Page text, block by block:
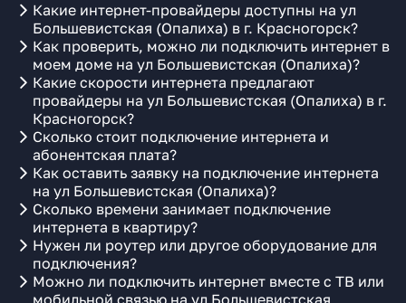
Какие интернет-провайдеры доступны на ул
Большевистская (Опалиха) в г. Красногорск?
Как проверить, можно ли подключить интернет в
моем доме на ул Большевистская (Опалиха)?
Какие скорости интернета предлагают
провайдеры на ул Большевистская (Опалиха) в г.
Красногорск?
Сколько стоит подключение интернета и
абонентская плата?
Как оставить заявку на подключение интернета
на ул Большевистская (Опалиха)?
Сколько времени занимает подключение
интернета в квартиру?
Нужен ли роутер или другое оборудование для
подключения?
Можно ли подключить интернет вместе с ТВ или
мобильной связью на ул Большевистская